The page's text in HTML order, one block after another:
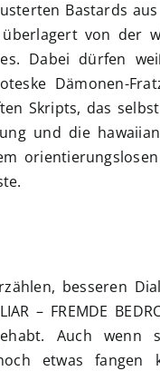
Bastards
von der
Dabei dürfen
Dämonen-
Skripts, das
und die
besseren
– FREMDE
Auch wenn
etwas fangen